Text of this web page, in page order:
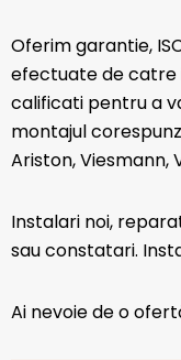
Oferim garantie,
efectuate de catre
calificati pentru a
montajul
Ariston, Viesmann,
Instalari noi,
sau constatari.
Ai nevoie de o